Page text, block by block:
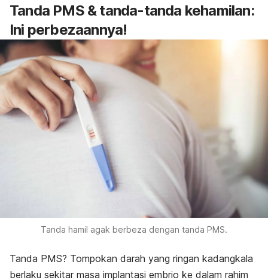
Tanda PMS & tanda-tanda kehamilan:
Ini perbezaannya!
Tanda hamil agak berbeza dengan tanda PMS.
Tanda PMS? Tompokan darah yang ringan kadangkala
berlaku sekitar masa implantasi embrio ke dalam rahim